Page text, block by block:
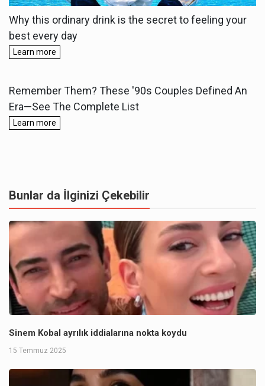
Bunlar da İlginizi Çekebilir
Sinem Kobal ayrılık iddialarına nokta koydu
15 Temmuz 2025